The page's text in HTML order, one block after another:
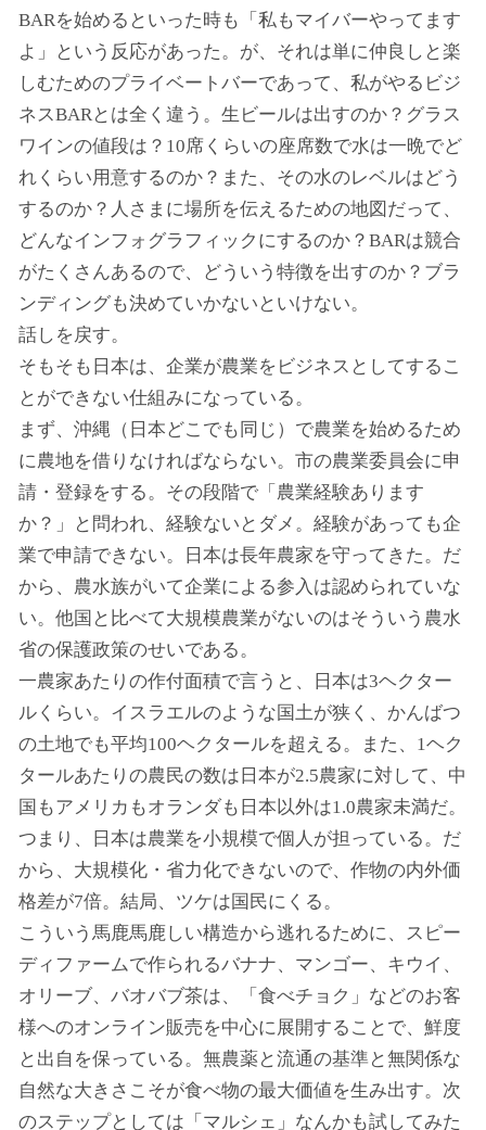
BARを始めるといった時も「私もマイバーやってます
よ」という反応があった。が、それは単に仲良しと楽
しむためのプライベートバーであって、私がやるビジ
ネスBARとは全く違う。生ビールは出すのか？グラス
ワインの値段は？10席くらいの座席数で水は一晩でど
れくらい用意するのか？また、その水のレベルはどう
するのか？人さまに場所を伝えるための地図だって、
どんなインフォグラフィックにするのか？BARは競合
がたくさんあるので、どういう特徴を出すのか？ブラ
ンディングも決めていかないといけない。
話しを戻す。
そもそも日本は、企業が農業をビジネスとしてするこ
とができない仕組みになっている。
まず、沖縄（日本どこでも同じ）で農業を始めるため
に農地を借りなければならない。市の農業委員会に申
請・登録をする。その段階で「農業経験あります
か？」と問われ、経験ないとダメ。経験があっても企
業で申請できない。日本は長年農家を守ってきた。だ
から、農水族がいて企業による参入は認められていな
い。他国と比べて大規模農業がないのはそういう農水
省の保護政策のせいである。
一農家あたりの作付面積で言うと、日本は3ヘクター
ルくらい。イスラエルのような国土が狭く、かんばつ
の土地でも平均100ヘクタールを超える。また、1ヘク
タールあたりの農民の数は日本が2.5農家に対して、中
国もアメリカもオランダも日本以外は1.0農家未満だ。
つまり、日本は農業を小規模で個人が担っている。だ
から、大規模化・省力化できないので、作物の内外価
格差が7倍。結局、ツケは国民にくる。
こういう馬鹿馬鹿しい構造から逃れるために、スピー
ディファームで作られるバナナ、マンゴー、キウイ、
オリーブ、バオバブ茶は、「食べチョク」などのお客
様へのオンライン販売を中心に展開することで、鮮度
と出自を保っている。無農薬と流通の基準と無関係な
自然な大きさこそが食べ物の最大価値を生み出す。次
のステップとしては「マルシェ」なんかも試してみた